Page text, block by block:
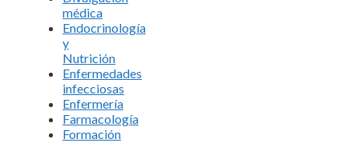
médica
Endocrinología
y
Nutrición
Enfermedades
infecciosas
Enfermería
Farmacología
Formación